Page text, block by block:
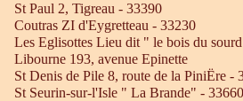
St Paul 2, Tigreau - 33390
Coutras ZI d'Eygretteau - 33230
Les Eglisottes Lieu dit " le bois du
Libourne 193, avenue Epinette
St Denis de Pile 8, route de la PiniËre -
St Seurin-sur-l'Isle " La Brande" - 33660